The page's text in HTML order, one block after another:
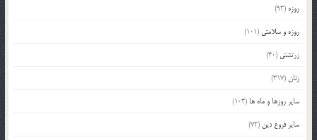
روزه (93)
روزه و سلامتی (101)
زرتشتی (40)
زنان(317)
سایر روزها و ماه ها (103)
سایر فروع دین (72)